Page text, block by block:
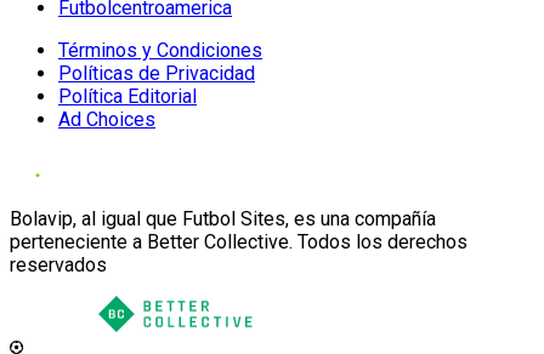
Futbolcentroamerica
Términos y Condiciones
Políticas de Privacidad
Política Editorial
Ad Choices
Bolavip, al igual que Futbol Sites, es una compañía
perteneciente a Better Collective. Todos los derechos
reservados